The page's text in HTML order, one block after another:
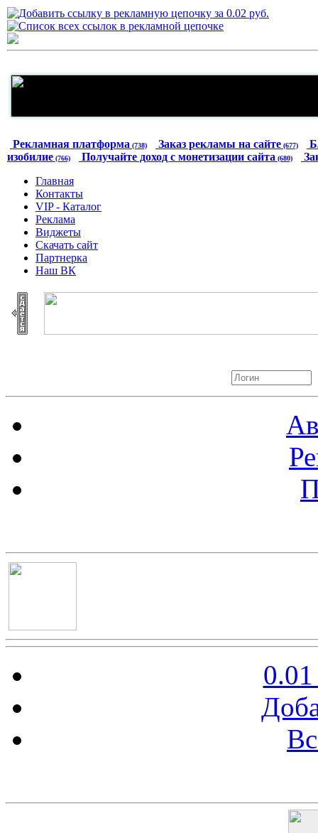
Рекламная платформа (738) Заказ рекламы на сайте (677)
изобилие (766) Получайте доход с монетизации сайта (680)
Главная
Контакты
VIP - Каталог
Реклама
Виджеты
Скачать сайт
Партнерка
Наш ВК